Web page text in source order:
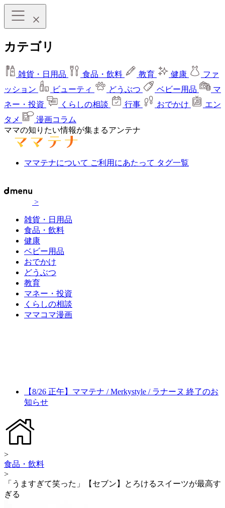
カテゴリ
雑貨・日用品 食品・飲料 教育 健康
ファ
ッション
ビューティ どうぶつ ベビー用品
マ
ネー・投資
くらしの相談 行事 おでかけ
エン
タメ
漫画コラム
ママの知りたい情報が集まるアンテナ
ママテナについて ご利用にあたって タグ一覧
>
雑貨・日用品
食品・飲料
健康
ベビー用品
おでかけ
どうぶつ
教育
マネー・投資
くらしの相談
ママコマ漫画
【8/26 正午】ママテナ / Merkystyle / ラナーヌ 終了のお
知らせ
>
食品・飲料
>
「うますぎて笑った」【セブン】とろけるスイーツが最高す
ぎる